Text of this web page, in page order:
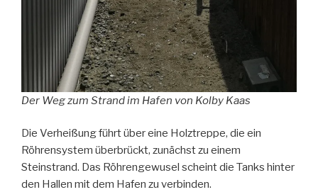
Der Weg zum Strand im Hafen von Kolby Kaas
Die Verheißung führt über eine Holztreppe, die ein
Röhrensystem überbrückt, zunächst zu einem
Steinstrand. Das Röhrengewusel scheint die Tanks hinter
den Hallen mit dem Hafen zu verbinden.